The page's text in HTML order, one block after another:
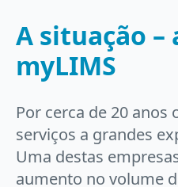
A situação –
myLIMS
Por cerca de 20
serviços a grandes
Uma destas
aumento no volume